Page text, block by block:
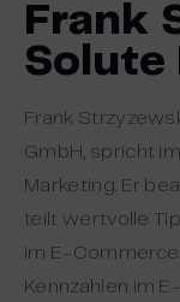
Frank
Solute
Frank
GmbH, spricht
Marketing. Er
teilt wertvolle
im E-
Kennzahlen im